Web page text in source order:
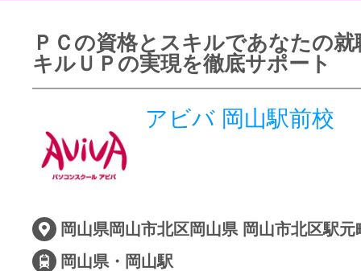
グッドスク
掲載のお問
ＰＣの資格とスキルであなたの就
キルＵＰの実現を徹底サポート
アビバ 岡山駅前校
岡山県・岡山駅